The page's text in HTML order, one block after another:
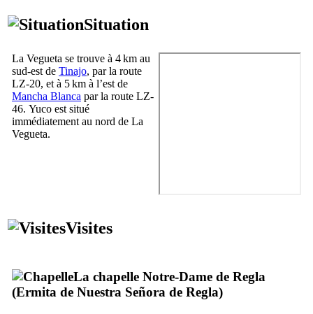
Situation
La Vegueta se trouve à 4 km au
sud-est de Tinajo, par la route
LZ-20, et à 5 km à l’est de
Mancha Blanca par la route LZ-
46. Yuco est situé
immédiatement au nord de La
Vegueta.
Visites
La chapelle Notre-Dame de Regla
(Ermita de Nuestra Señora de Regla)